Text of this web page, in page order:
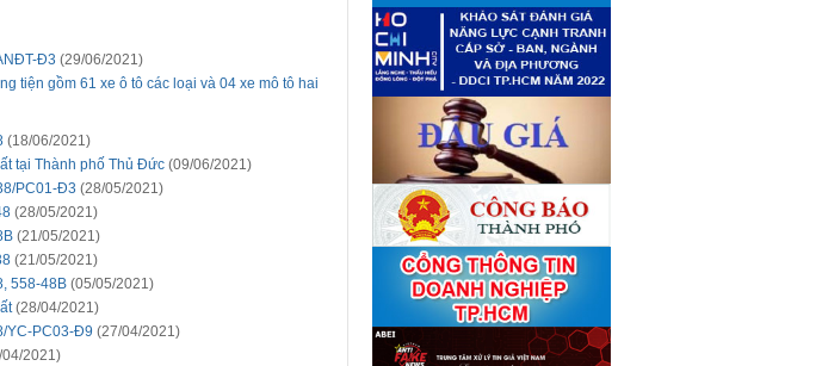
Đ3 (29/06/2021)
tiện gồm 61 xe ô tô các loại và 04 xe mô tô hai
(18/06/2021)
tại Thành phố Thủ Đức (09/06/2021)
PC01-Đ3 (28/05/2021)
(28/05/2021)
(21/05/2021)
(21/05/2021)
558-48B (05/05/2021)
(28/04/2021)
YC-PC03-Đ9 (27/04/2021)
2021)
■ Quyết định số 4489/QĐ-
UBND ngày 21 tháng 7 năm
2026 của Ủy ban nhân dân
Thành phố về việc công bố
danh mục thủ tục hành chính
bị bãi bỏ lĩnh vực Công nghệ
thông tin thuộc phạm vi chức
năng quản lý của Sở Tài
chính (27/07)
Quyết định số 4477/QĐ-
UBND ngày 20 tháng 7 năm
2026 của Ủy ban nhân dân
Thành phố về việc công bố
danh mục thủ tục hành chính
nội bộ mới ban hành lĩnh vực
Công nghệ thông tin thuộc
phạm vi chức năng quản lý
của Sở Tài chính (27/07)
■
Thuê đơn vị tư vấn thẩm định
giá số C45701 (lần 2)
(27/07)